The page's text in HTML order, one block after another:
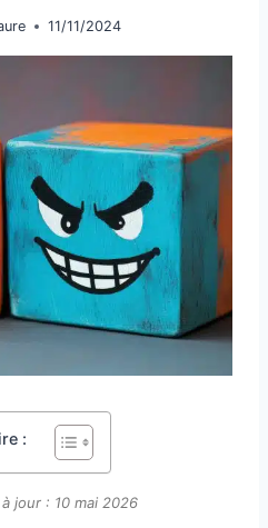
11/11/2024
:
jour : 10 mai 2026